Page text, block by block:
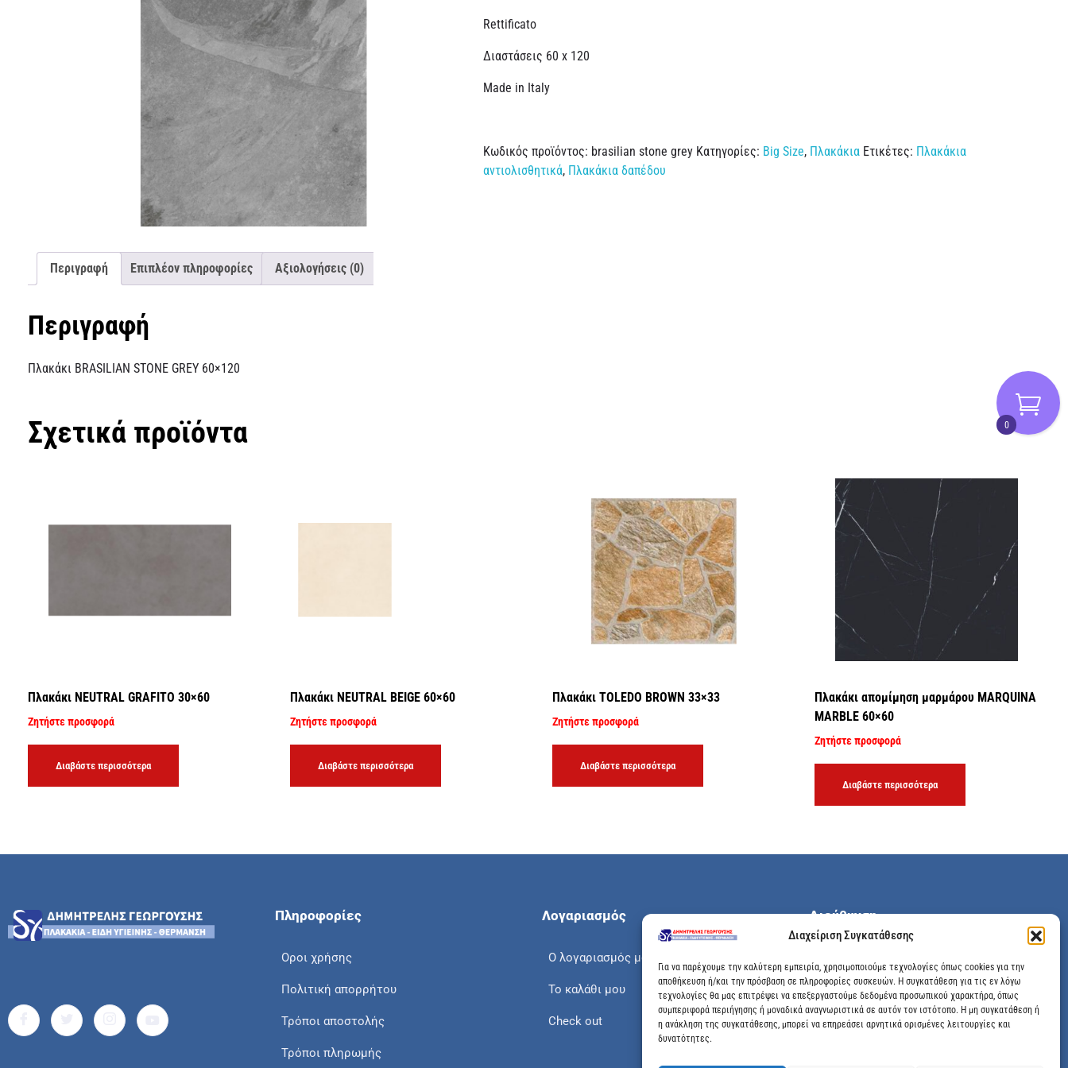
Διαχείριση Συγκατάθεσης
Για να παρέχουμε την καλύτερη εμπειρία, χρησιμοποιούμε τεχνολογίες όπως cookies για την
αποθήκευση ή/και την πρόσβαση σε πληροφορίες συσκευών. Η συγκατάθεση για τις εν λόγω
τεχνολογίες θα μας επιτρέψει να επεξεργαστούμε δεδομένα προσωπικού χαρακτήρα, όπως
συμπεριφορά περιήγησης ή μοναδικά αναγνωριστικά σε αυτόν τον ιστότοπο. Η μη συγκατάθεση ή
η ανάκληση της συγκατάθεσης, μπορεί να επηρεάσει αρνητικά ορισμένες λειτουργίες και
δυνατότητες.
Rettificato
Διαστάσεις 60 x 120
Made in Italy
Κωδικός προϊόντος: brasilian stone grey Κατηγορίες: Big Size, Πλακάκια Ετικέτες: Πλακάκια
αντιολισθητικά, Πλακάκια δαπέδου
Περιγραφή Επιπλέον πληροφορίες Αξιολογήσεις (0)
Περιγραφή
Πλακάκι BRASILIAN STONE GREY 60×120
Σχετικά προϊόντα
Πλακάκι NEUTRAL GRAFITO 30×60
Ζητήστε προσφορά
Διαβάστε περισσότερα
Πλακάκι NEUTRAL BEIGE 60×60
Ζητήστε προσφορά
Διαβάστε περισσότερα
Πλακάκι TOLEDO BROWN 33×33
Ζητήστε προσφορά
Διαβάστε περισσότερα
Πλακάκι απομίμηση μαρμάρου MARQUINA
MARBLE 60×60
Ζητήστε προσφορά
Διαβάστε περισσότερα
Πληροφορίες
Οροι χρήσης
Πολιτική απορρήτου
Τρόποι αποστολής
Τρόποι πληρωμής
Λογαριασμός
Ο λογαριασμός μου
Το καλάθι μου
Check out
Διεύθυνση
Μεγάλης Χώρας 89, Αγρίνιο, Τ.Κ: 30100
info@dimitrelis-georgousis.gr
(+30) 26410 44020
0